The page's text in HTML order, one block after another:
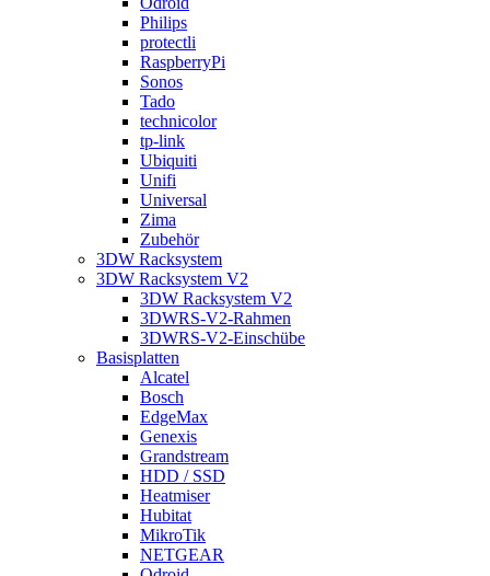
Philips
protectli
RaspberryPi
Sonos
Tado
technicolor
tp-link
Ubiquiti
Unifi
Universal
Zima
Zubehör
3DW Racksystem
3DW Racksystem V2
3DW Racksystem V2
3DWRS-V2-Rahmen
3DWRS-V2-Einschübe
Basisplatten
Alcatel
Bosch
EdgeMax
Genexis
Grandstream
HDD / SSD
Heatmiser
Hubitat
MikroTik
NETGEAR